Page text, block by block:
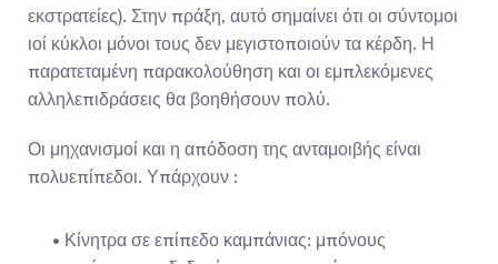
εκστρατείες). Στην πράξη, αυτό σημαίνει ότι οι σύντομοι
ιοί κύκλοι μόνοι τους δεν μεγιστοποιούν τα κέρδη. Η
παρατεταμένη παρακολούθηση και οι εμπλεκόμενες
αλληλεπιδράσεις θα βοηθήσουν πολύ.
Οι μηχανισμοί και η απόδοση της ανταμοιβής είναι
πολυεπίπεδοι. Υπάρχουν :
- Κίνητρα σε επίπεδο καμπάνιας: μπόνους